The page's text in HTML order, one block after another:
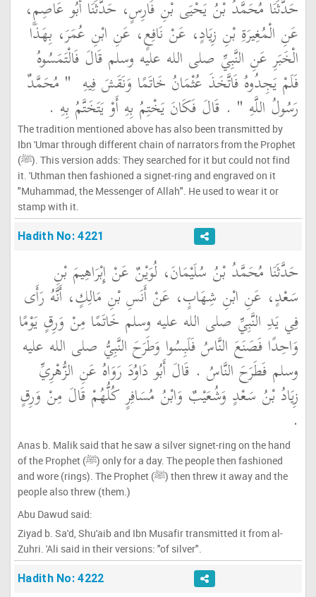
حَدَّثَنَا مُحَمَّدُ بْنُ يَحْيَى بْنِ فَارِسٍ، حَدَّثَنَا أَبُو عَاصِمٍ،
عَنِ الْمُغِيرَةِ بْنِ زِيَادٍ، عَنْ نَافِعٍ، عَنِ ابْنِ عُمَرَ، بِهَذَا
الْخَبَرِ عَنِ النَّبِيِّ صلى الله عليه وسلم قَالَ فَالْتَمَسُوهُ
فَلَمْ يَجِدُوهُ فَاتَّخَذَ عُثْمَانُ خَاتَمًا وَنَقَشَ فِيهِ ‏ "‏ مُحَمَّدٌ
رَسُولُ اللَّهِ ‏" ‏ ‏.‏ قَالَ فَكَانَ يَخْتِمُ بِهِ أَوْ يَتَخَتَّمُ بِهِ ‏.‏
The tradition mentioned above has also been transmitted by
Ibn 'Umar through different chain of narrators from the Prophet
(ﷺ). This version adds: They searched for it but could not find
it. 'Uthman then fashioned a signet-ring and engraved on it
"Muhammad, the Messenger of Allah". He used to wear it or
stamp with it.
Hadith No: 4221
حَدَّثَنَا مُحَمَّدُ بْنُ سُلَيْمَانَ، لُوَيْنٌ عَنْ إِبْرَاهِيمَ بْنِ
سَعْدٍ، عَنِ ابْنِ شِهَابٍ، عَنْ أَنَسِ بْنِ مَالِكٍ، أَنَّهُ رَأَى
فِي يَدِ النَّبِيِّ صلى الله عليه وسلم خَاتَمًا مِنْ وَرِقٍ يَوْمًا
وَاحِدًا فَصَنَعَ النَّاسُ فَلَبِسُوا وَطَرَحَ النَّبِيُّ صلى الله عليه
وسلم فَطَرَحَ النَّاسُ ‏.‏ قَالَ أَبُو دَاوُدَ رَوَاهُ عَنِ الزُّهْرِيِّ
زِيَادُ بْنُ سَعْدٍ وَشُعَيْبٌ وَابْنُ مُسَافِرٍ كُلُّهُمْ قَالَ مِنْ وَرِقٍ
‏.‏
Anas b. Malik said that he saw a silver signet-ring on the hand
of the Prophet (ﷺ) only for a day. The people then fashioned
and wore (rings). The Prophet (ﷺ) then threw it away and the
people also threw (them.)
Abu Dawud said:
Ziyad b. Sa'd, Shu'aib and Ibn Musafir transmitted it from al-
Zuhri. 'Ali said in their versions: "of silver".
Hadith No: 4222